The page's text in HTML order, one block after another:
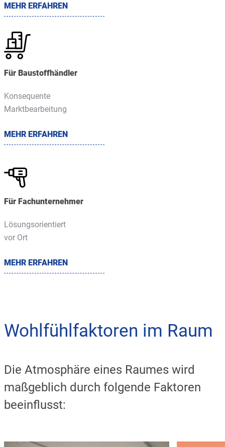
MEHR ERFAHREN
Für Baustoffhändler
Konsequente
Marktbearbeitung
MEHR ERFAHREN
Für Fachunternehmer
Lösungsorientiert
vor Ort
MEHR ERFAHREN
Wohlfühlfaktoren im Raum
Die Atmosphäre eines Raumes wird
maßgeblich durch folgende Faktoren
beeinflusst: